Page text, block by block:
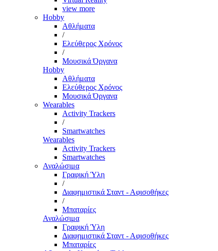
view more
Hobby
Αθλήματα
/
Ελεύθερος Χρόνος
/
Μουσικά Όργανα
Hobby
Αθλήματα
Ελεύθερος Χρόνος
Μουσικά Όργανα
Wearables
Activity Trackers
/
Smartwatches
Wearables
Activity Trackers
Smartwatches
Αναλώσιμα
Γραφική Ύλη
/
Διαφημιστικά Σταντ - Αφισοθήκες
/
Μπαταρίες
Αναλώσιμα
Γραφική Ύλη
Διαφημιστικά Σταντ - Αφισοθήκες
Μπαταρίες